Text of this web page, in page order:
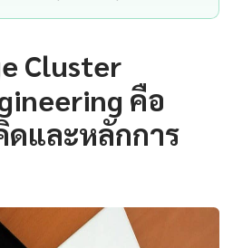
Cluster
คือ
และหลักการ